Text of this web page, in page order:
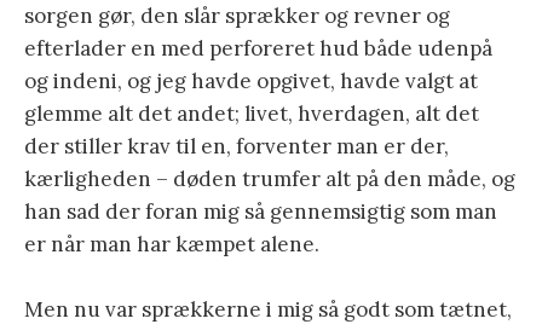
sorgen gør, den slår sprækker og revner og
efterlader en med perforeret hud både udenpå
og indeni, og jeg havde opgivet, havde valgt at
glemme alt det andet; livet, hverdagen, alt det
der stiller krav til en, forventer man er der,
kærligheden – døden trumfer alt på den måde, og
han sad der foran mig så gennemsigtig som man
er når man har kæmpet alene.
Men nu var sprækkerne i mig så godt som tætnet,